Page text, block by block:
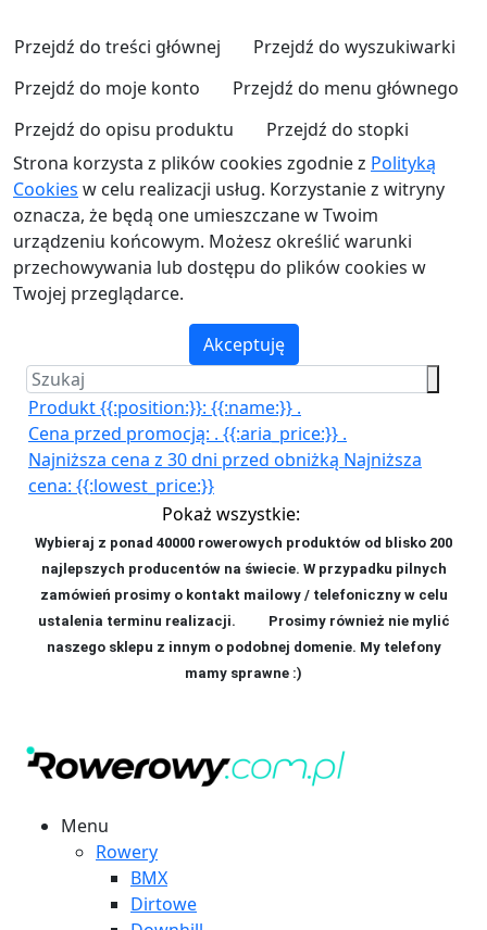
Przejdź do treści głównej
Przejdź do wyszukiwarki
Przejdź do moje konto
Przejdź do menu głównego
Przejdź do opisu produktu
Przejdź do stopki
Strona korzysta z plików cookies zgodnie z Polityką
Cookies w celu realizacji usług. Korzystanie z witryny
oznacza, że będą one umieszczane w Twoim
urządzeniu końcowym. Możesz określić warunki
przechowywania lub dostępu do plików cookies w
Twojej przeglądarce.
Akceptuję
Produkt {{:position:}}: {{:name:}} .
Cena przed promocją: . {{:aria_price:}} .
Najniższa cena z 30 dni przed obniżką Najniższa
cena: {{:lowest_price:}}
Pokaż wszystkie:
Wybieraj z ponad 40000 rowerowych produktów od blisko 200
najlepszych producentów na świecie. W przypadku pilnych
zamówień prosimy o kontakt mailowy / telefoniczny w celu
ustalenia terminu realizacji. Prosimy również nie mylić
naszego sklepu z innym o podobnej domenie. My telefony
mamy sprawne :)
Menu
Rowery
BMX
Dirtowe